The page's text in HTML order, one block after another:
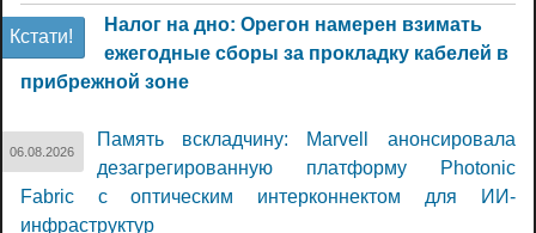
Кстати!
Налог на дно: Орегон намерен взимать
ежегодные сборы за прокладку кабелей в
прибрежной зоне
06.08.2026
Память вскладчину: Marvell анонсировала
дезагрегированную платформу Photonic
Fabric с оптическим интерконнектом для ИИ-
инфраструктур